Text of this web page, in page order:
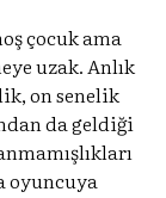
çocuk ama
uzak. Anlık
on senelik
da geldiği
oyuncuya